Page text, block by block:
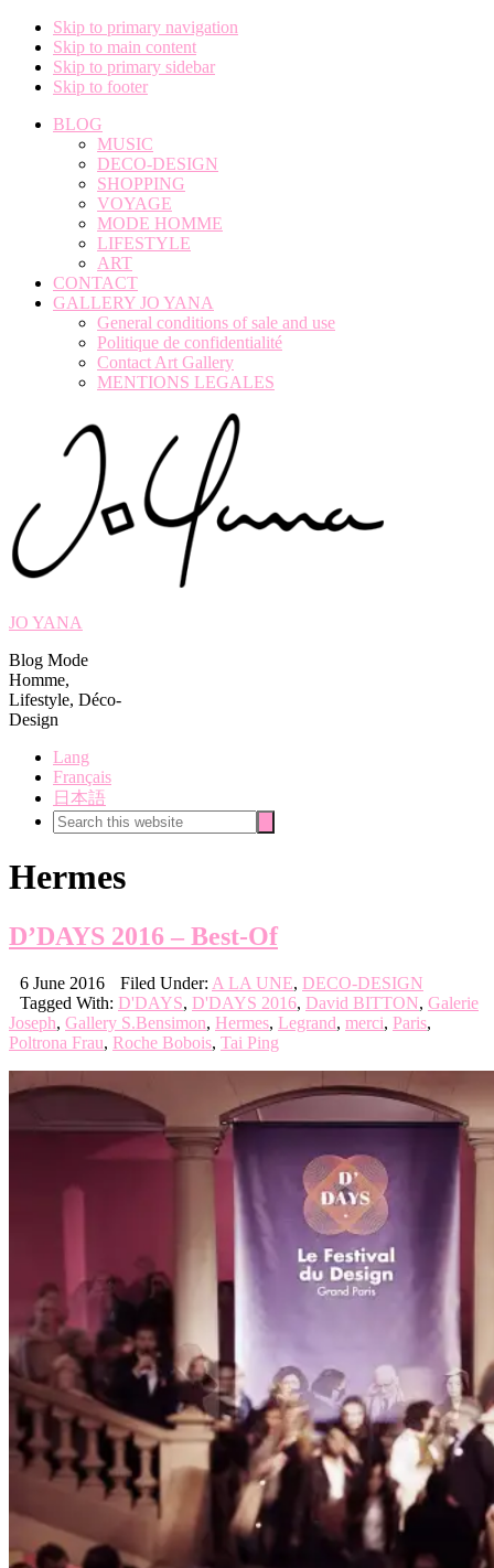
Skip to primary navigation
Skip to main content
Skip to primary sidebar
Skip to footer
BLOG
MUSIC
DECO-DESIGN
SHOPPING
VOYAGE
MODE HOMME
LIFESTYLE
ART
CONTACT
GALLERY JO YANA
General conditions of sale and use
Politique de confidentialité
Contact Art Gallery
MENTIONS LEGALES
JO YANA
Blog Mode
Homme,
Lifestyle, Déco-
Design
Lang
Français
日本語
Search
this
Hermes
D’DAYS 2016 – Best-Of
6 June 2016 Filed Under: A LA UNE, DECO-DESIGN
Tagged With: D'DAYS, D'DAYS 2016, David BITTON, Galerie
Joseph, Gallery S.Bensimon, Hermes, Legrand, merci, Paris,
Poltrona Frau, Roche Bobois, Tai Ping